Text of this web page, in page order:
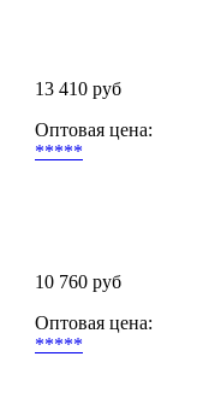
13 410 руб
Оптовая цена:
*****
10 760 руб
Оптовая цена:
*****